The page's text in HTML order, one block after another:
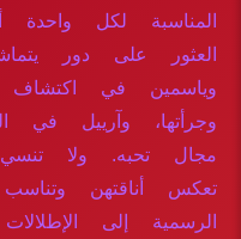
المناسبة لكل
العثور على دور
وياسمين في
وجرأتها، وآرييل في
مجال تحبه. ولا تنسي
تعكس أناقتهن
الرسمية إلى